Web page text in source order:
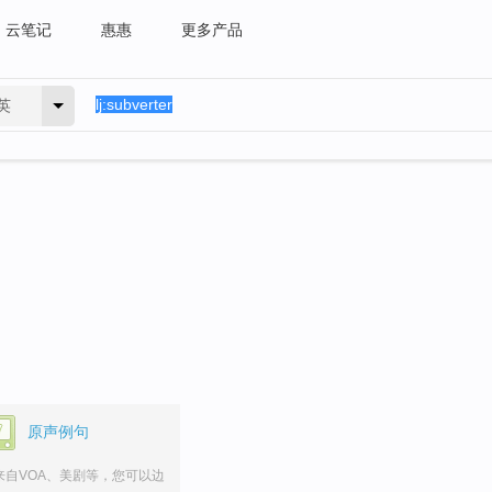
云笔记 惠惠 更多产品
原声例句
自VOA、美剧等，您可以边